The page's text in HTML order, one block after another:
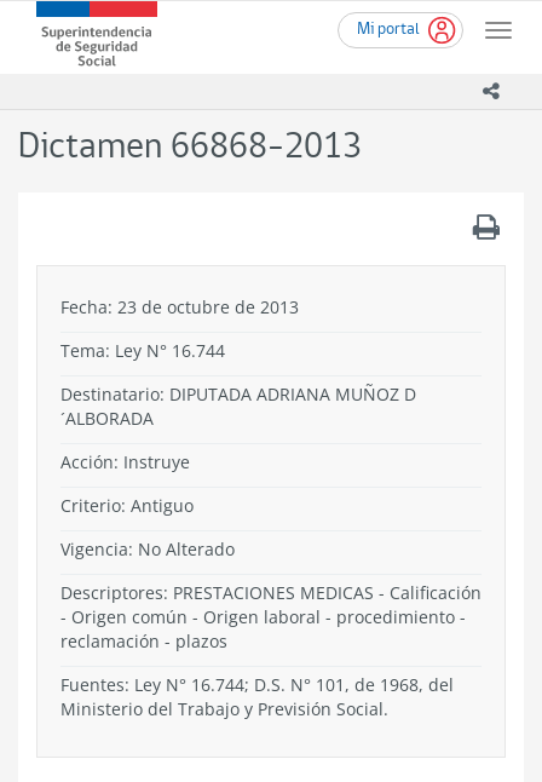
contenido
Mi portal
Toggle
Superintendencia
de
-
Dictamen 66868-2013
Fecha: 23 de octubre de 2013
Tema: Ley N° 16.744
Destinatario: DIPUTADA ADRIANA MUÑOZ D
´ALBORADA
Acción: Instruye
Criterio: Antiguo
Vigencia: No Alterado
Descriptores: PRESTACIONES MEDICAS - Calificación
- Origen común - Origen laboral - procedimiento -
reclamación - plazos
Fuentes: Ley N° 16.744; D.S. N° 101, de 1968, del
Ministerio del Trabajo y Previsión Social.